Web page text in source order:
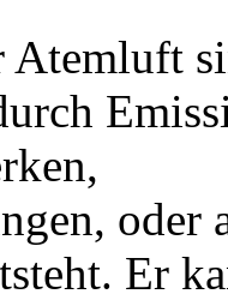
Atemluft
oder
Er